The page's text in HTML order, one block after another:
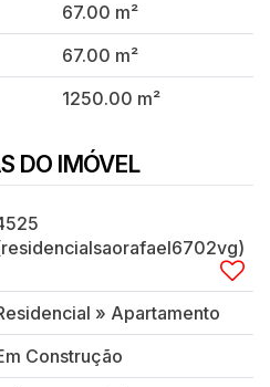
67.00 m²
67.00 m²
1250.00 m²
DO IMÓVEL
» Apartamento
Construção